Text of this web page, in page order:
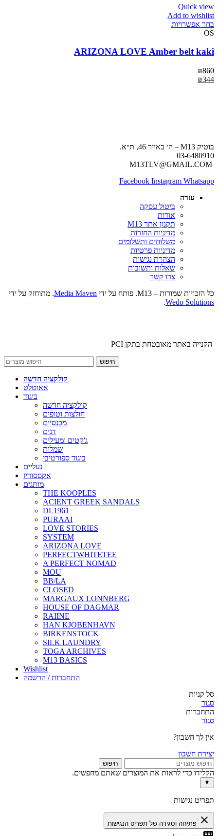
Quick view
Add to wishlist
בחר אפשרויות
OS
ARIZONA LOVE Amber belt kaki
₪860
₪344
בוטיק M13 – ה׳ באייר 46, ת״א.
03-6480910
Facebook Instagram Whatsapp
עזרה
ביטול עסקה
אודות
תקנון אתר M13
מדיניות החזרות
משלוחים ותשלומים
מדיניות פרטיות
הצהרת נגישות
שאלות ותשובות
צרו קשר
כל הזכויות שמורות – M13. פותח על ידי
Media Maven. מתוחזק על ידי
Wedo Solutions
.
הקנייה באתר מאובטחת בתקן PCI
חיפוש
קולקציה חדשה
אאוטלט
ביגוד
קולקציה חדשה
חולצות וטופים
מכנסיים
דנים
ג'קטים ומעילים
שמלות
ביגוד ספורטיבי
נעליים
אקססוריז
מותגים
THE KOOPLES
ACIENT GREEK SANDALS
DL1961
PURAAI
LOVE STORIES
SYSTEM
ARIZONA LOVE
PERFECTWHITETEE
A PERFECT NOMAD
MOU
BB/LA
CLOSED
MARGAUX LONNBERG
HOUSE OF DAGMAR
RAIINE
HAN KJOBENHAVN
BIRKENSTOCK
SILK LAUNDRY
TOGA ARCHIVES
M13 BASICS
Wishlist
התחברות / הרשמה
סל קניות
סגור
התחברות
סגור
אין לך חשבון?
יצירת חשבון
חיפוש
הקלידו כדי לראות את המוצרים שאתם מחפשים.
תפריט נגישות
close פתיחה וסגירה של תפריט הנגישות